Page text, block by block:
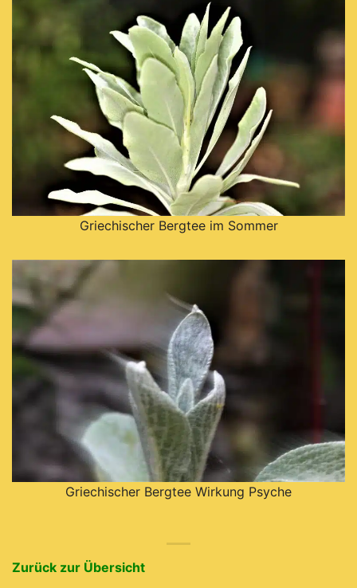
Griechischer Bergtee im Sommer
Griechischer Bergtee Wirkung Psyche
Zurück zur Übersicht